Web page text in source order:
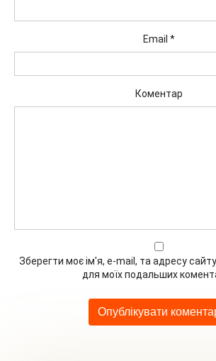
Email *
Коментар
Зберегти моє ім'я, e-mail, та адресу
для моїх подальших